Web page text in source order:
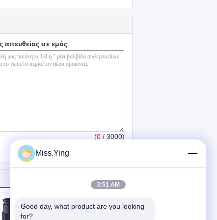
απευθείας σε εμάς
(0 / 3000)
Miss.Ying
3:51 AM
Good day, what product are you looking
for?